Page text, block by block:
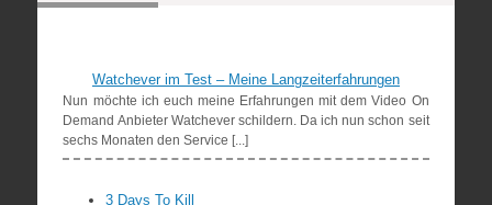
Watchever im Test – Meine Langzeiterfahrungen
Nun möchte ich euch meine Erfahrungen mit dem Video On
Demand Anbieter Watchever schildern. Da ich nun schon seit
sechs Monaten den Service [...]
3 Days To Kill